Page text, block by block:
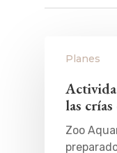
Planes
las
Zoo